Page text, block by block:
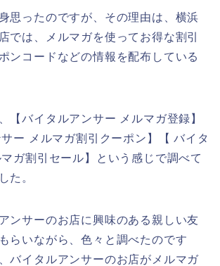
思ったのですが、その理由は、横浜
では、メルマガを使ってお得な割引
ンコードなどの情報を配布している
【バイタルアンサー メルマガ登録】
サー メルマガ割引クーポン】【 バイタ
ガ割引セール】という感じで調べて
た。
ンサーのお店に興味のある親しい友
らいながら、色々と調べたのです
バイタルアンサーのお店がメルマガ